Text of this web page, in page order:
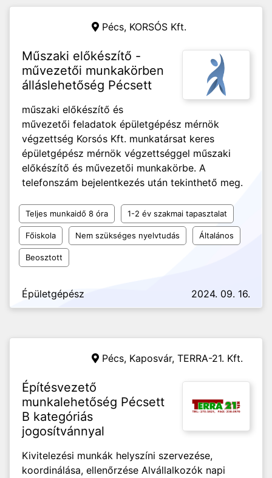
Pécs, KORSÓS Kft.
Műszaki előkészítő -
művezetői munkakörben
álláslehetőség Pécsett
műszaki előkészítő és
művezetői feladatok épületgépész mérnök
végzettség Korsós Kft. munkatársat keres
épületgépész mérnök végzettséggel műszaki
előkészítő és művezetői munkakörbe. A
telefonszám bejelentkezés után tekinthető meg.
Teljes munkaidő 8 óra 1-2 év szakmai tapasztalat
Főiskola Nem szükséges nyelvtudás Általános
Beosztott
Épületgépész 2024. 09. 16.
Pécs, Kaposvár, TERRA-21. Kft.
Építésvezető
munkalehetőség Pécsett
B kategóriás
jogosítvánnyal
Kivitelezési munkák helyszíni szervezése,
koordinálása, ellenőrzése Alvállalkozók napi